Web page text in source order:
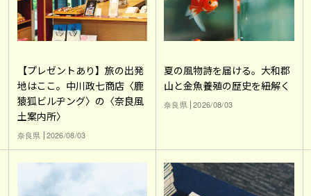
【プレゼントあり】旅の出発
地はここ。中川政七商店〈鹿
猿狐ビルヂング〉の〈奈良風
土案内所〉
奈良県 2026/08/03
夏の風物詩を届ける。大和郡
山と金魚養殖の歴史を紐解く
奈良県 2026/08/03